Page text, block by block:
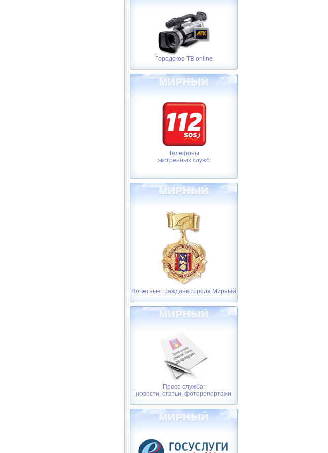
Городское ТВ online
Телефоны
экстренных служб
Почетные граждане города Мирный
Пресс-служба:
новости, статьи, фоторепортажи